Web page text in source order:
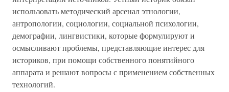
использовать методический арсенал этнологии,
антропологии, социологии, социальной психологии,
демографии, лингвистики, которые формулируют и
осмысливают проблемы, представляющие интерес для
историков, при помощи собственного понятийного
аппарата и решают вопросы с применением собственных
технологий.